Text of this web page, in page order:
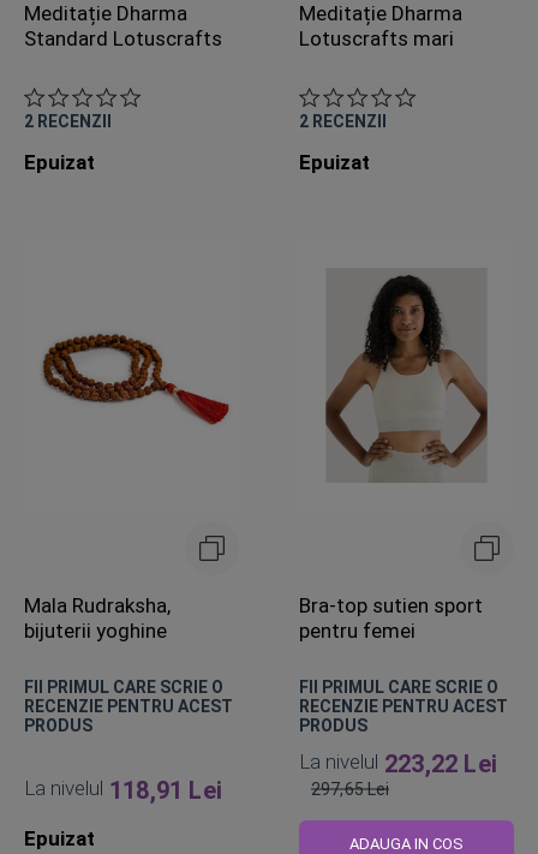
Meditație Dharma
Standard Lotuscrafts
2 RECENZII
Epuizat
Meditație Dharma
Lotuscrafts mari
2 RECENZII
Epuizat
Mala Rudraksha,
bijuterii yoghine
FII PRIMUL CARE SCRIE O
RECENZIE PENTRU ACEST
PRODUS
La nivelul 118,91 Lei
Epuizat
Bra-top sutien sport
pentru femei
FII PRIMUL CARE SCRIE O
RECENZIE PENTRU ACEST
PRODUS
La nivelul 223,22 Lei
obisnuit
297,65 Lei
ADAUGA IN COS